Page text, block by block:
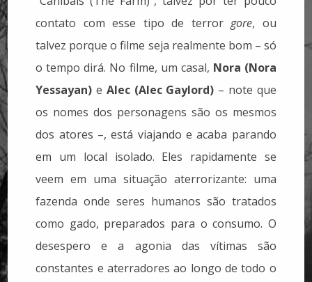
contato com esse tipo de terrorgore, ou
talvez porque o filme seja realmente bom – só
o tempo dirá. No filme, um casal, Nora (Nora
Yessayan) e Alec (Alec Gaylord) – note que
os nomes dos personagens são os mesmos
dos atores –, está viajando e acaba parando
em um local isolado. Eles rapidamente se
veem em uma situação aterrorizante: uma
fazenda onde seres humanos são tratados
como gado, preparados para o consumo. O
desespero e a agonia das vítimas são
constantes e aterradores ao longo de todo o